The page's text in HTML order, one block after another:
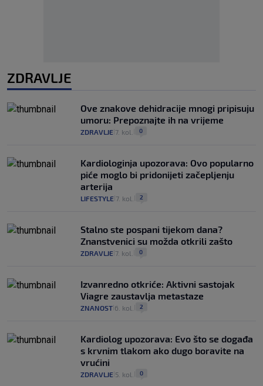
ZDRAVLJE
Ove znakove dehidracije mnogi pripisuju
umoru: Prepoznajte ih na vrijeme
ZDRAVLJE 7. kol. 0
Kardiologinja upozorava: Ovo popularno
piće moglo bi pridonijeti začepljenju
arterija
LIFESTYLE 7. kol. 2
Stalno ste pospani tijekom dana?
Znanstvenici su možda otkrili zašto
ZDRAVLJE 7. kol. 0
Izvanredno otkriće: Aktivni sastojak
Viagre zaustavlja metastaze
ZNANOST 6. kol. 2
Kardiolog upozorava: Evo što se događa
s krvnim tlakom ako dugo boravite na
vrućini
ZDRAVLJE 5. kol. 0